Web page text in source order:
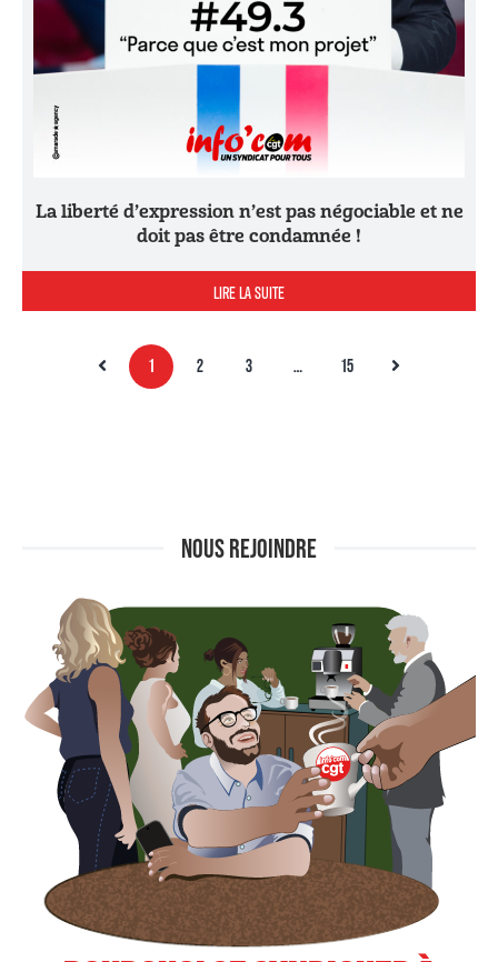
La liberté d’expression n’est pas négociable et ne
doit pas être condamnée !
LIRE LA SUITE
1 2 3 … 15
NOUS REJOINDRE